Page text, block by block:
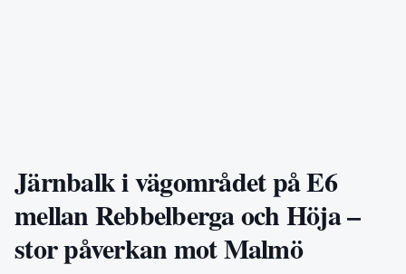
Järnbalk i vägområdet på E6
mellan Rebbelberga och Höja –
stor påverkan mot Malmö